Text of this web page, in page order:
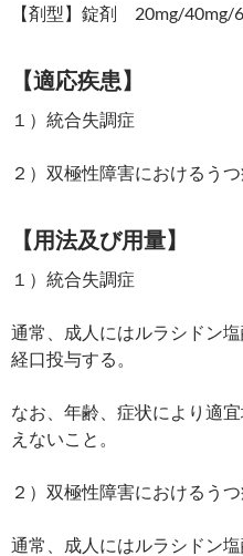
【剤型】錠剤 20mg/40mg/
【適応疾患】
１）統合失調症
２）双極性障害におけるう
【用法及び用量】
１）統合失調症
通常、成人にはルラシドン
経口投与する。
なお、年齢、症状により適
えないこと。
２）双極性障害におけるう
通常、成人にはルラシドン